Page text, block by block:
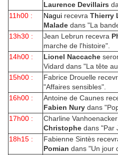
Laurence Devillairs
11h00 :
Nagui recevra Thierry
Malade dans "La
13h30 :
Jean Lebrun recevra
marche de l'histoire".
14h00 :
Lionel Naccache
Vidard dans "La tête
15h00 :
Fabrice Drouelle
"Affaires sensibles".
16h00 :
Antoine de Caunes
Fabien Nury dans
17h00 :
Charline
Christophe dans "Par
18h15 :
Fabienne Sintès
Pomian dans "Un jour